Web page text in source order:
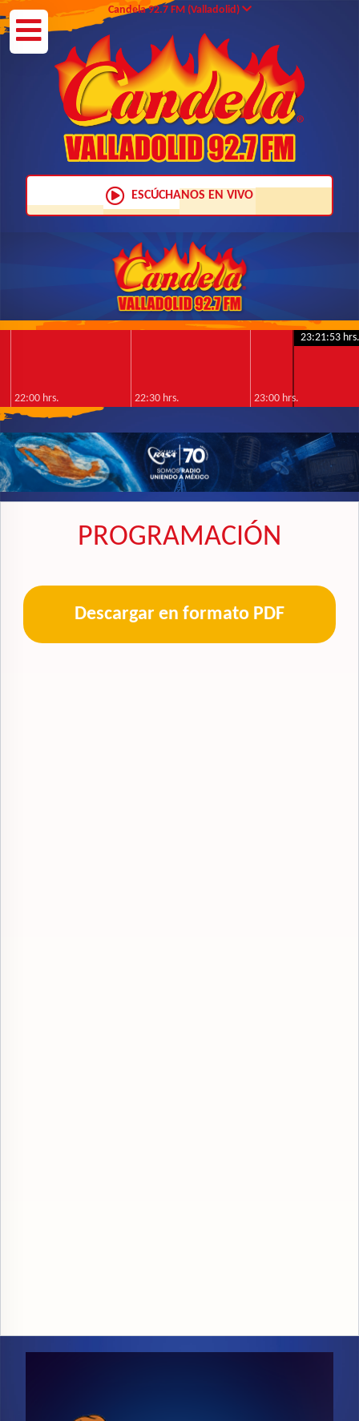
22:00 hrs. 22:30 hrs. 23:00 hrs.
23:21:53 hrs.
Candela 92.7 FM (Valladolid)
NotiRASA
Candela 95.3 FM
KeBuena 90.9 FM
LOS40 96.9 FM
Retro 103.1 FM
WOW DIGITAL
Candela 92.7 FM
Candela 96.3 FM
ESCÚCHANOS EN VIVO
PROGRAMACIÓN
Descargar en formato PDF